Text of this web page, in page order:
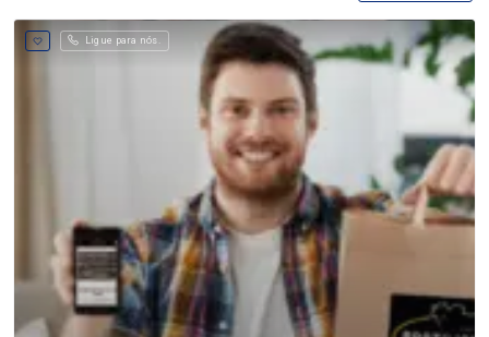
Ligue para nós.